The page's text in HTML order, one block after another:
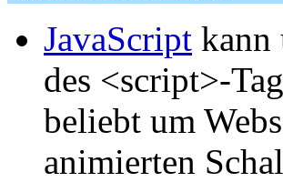
JavaScript kann
des <script>-
beliebt um
animierten